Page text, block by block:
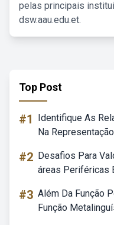
pelas principais
dsw.aau.edu.et.
Top Post
#1
Identifique As
Na
#2 Desafios Para
áreas Periféricas
#3 Além Da Função
Função